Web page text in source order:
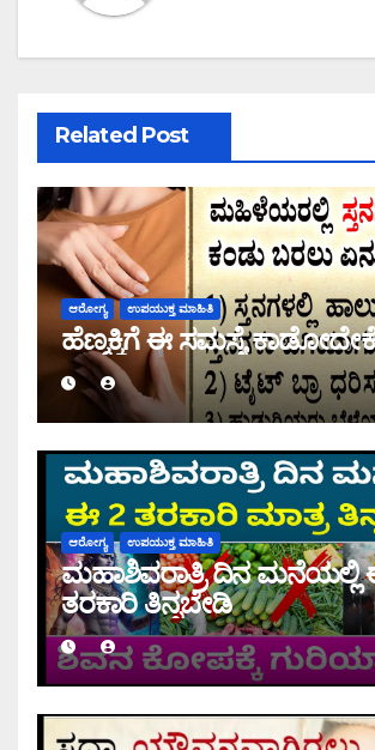
Related Post
ಆರೋಗ್ಯ ಉಪಯುಕ್ತ ಮಾಹಿತಿ
ಹೆಣ್ಮಕ್ಕಿಗೆ ಈ ಸಮಸ್ಯೆ ಕಾಡೋದೇಕೆ
ಆರೋಗ್ಯ ಉಪಯುಕ್ತ ಮಾಹಿತಿ
ಮಹಾಶಿವರಾತ್ರಿ ದಿನ ಮನೆಯಲ್ಲಿ
ತರಕಾರಿ ತಿನ್ನಬೇಡಿ